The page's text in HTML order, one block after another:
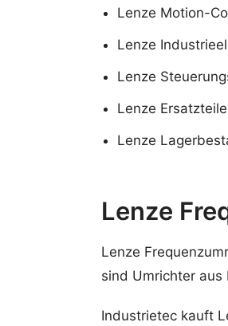
Lenze Motion-
Lenze
Lenze
Lenze
Lenze
Lenze
Lenze
sind Umrichter aus
Industrietec kauft